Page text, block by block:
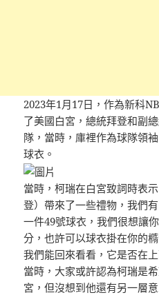
2023年1月17日，作為新科
了美國白宮，總統拜登和副
隊，當時，庫裡作為球隊領
球衣。
當時，柯瑞在白宮致詞時表
登）帶來了一些禮物，我們
一件49號球衣，我們很想讓
分，也許可以球衣掛在你的
我們能回來看看，它是否在
當時，大家或許認為柯瑞是
宮，但沒想到他還有另一層意